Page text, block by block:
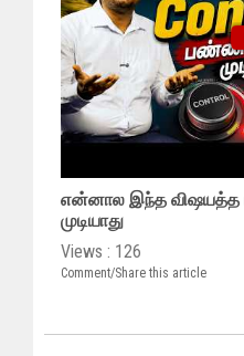
என்னால இந்த விஷயத்த
முடியாது
Views : 126
Comment/Share this article